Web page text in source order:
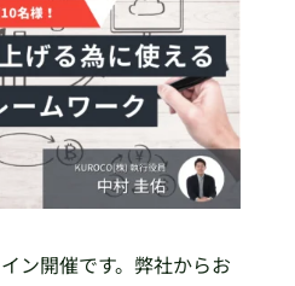
ン開催です。弊社からお